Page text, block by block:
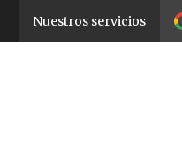
Nuestros servicios
de formación